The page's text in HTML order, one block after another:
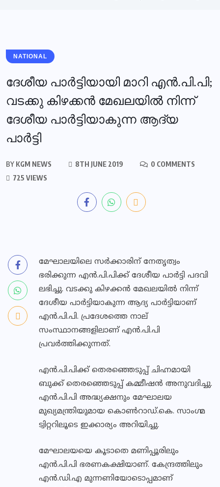
NATIONAL
ദേശീയ പാര്‍ട്ടിയായി മാറി എന്‍.പി.പി;
വടക്കു കിഴക്കന്‍ മേഖലയില്‍ നിന്ന്
ദേശീയ പാര്‍ട്ടിയാകുന്ന ആദ്യ
പാര്‍ട്ടി
BY KGM NEWS 8TH JUNE 2019
0 COMMENTS
725 VIEWS
മേഘാലയിലെ സര്‍ക്കാരിന് നേതൃത്വം
ഭരിക്കുന്ന എന്‍.പി.പിക്ക് ദേശീയ പാര്‍ട്ടി പദവി
ലഭിച്ചു. വടക്കു കിഴക്കന്‍ മേഖലയില്‍ നിന്ന്
ദേശീയ പാര്‍ട്ടിയാകുന്ന ആദ്യ പാര്‍ട്ടിയാണ്
എന്‍.പി.പി. പ്രദേശത്തെ നാല്
സംസ്ഥാനങ്ങളിലാണ് എന്‍.പി.പി
പ്രവര്‍ത്തിക്കുന്നത്.
എന്‍.പി.പിക്ക് തെരഞ്ഞെടുപ്പ് ചിഹ്നമായി
ബുക്ക് തെരഞ്ഞെടുപ്പ് കമ്മീഷന്‍ അനുവദിച്ചു.
എന്‍.പി.പി അദ്ധ്യക്ഷനും മേഘാലയ
മുഖ്യമന്ത്രിയുമായ കൊണ്‍റാഡ്.കെ. സാംഗ്മ
ട്വിറ്ററിലൂടെ ഇക്കാര്യം അറിയിച്ചു.
മേഘാലയയെ കൂടാതെ മണിപ്പൂരിലും
എന്‍.പി.പി ഭരണകക്ഷിയാണ്. കേന്ദ്രത്തിലും
എന്‍.ഡി.എ മുന്നണിയോടൊപ്പമാണ്